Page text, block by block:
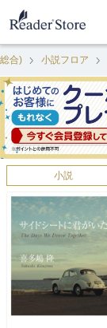
合) 小説フロア
小説